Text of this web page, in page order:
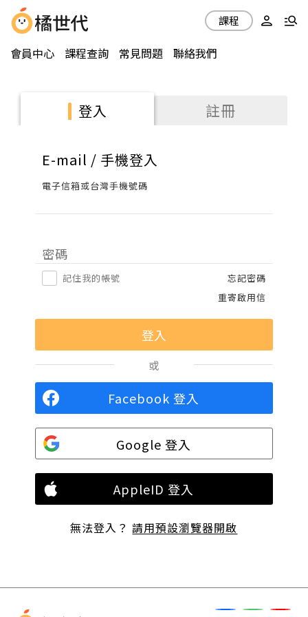
會員中心 課程查詢 常見問題 聯絡我們
課程
登入 註冊
E-mail / 手機登入
電子信箱或台灣手機號碼
密碼
記住我的帳號
忘記密碼
重寄啟用信
或
Facebook 登入
Google 登入
AppleID 登入
無法登入？請用預設瀏覽器開啟